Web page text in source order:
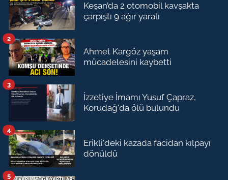
Keşan’da 2 otomobil kavşakta
çarpıştı 9 ağır yaralı
Ahmet Kargöz yaşam
mücadelesini kaybetti
2
İzzetiye İmamı Yusuf Çapraz,
Korudağ'da ölü bulundu
3
Erikli'deki kazada facidan kılpayı
dönüldü
4
5